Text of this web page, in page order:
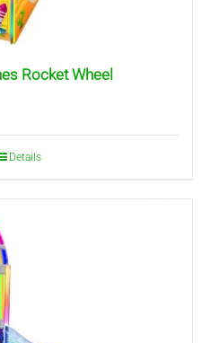
Rocket Wheel
Details